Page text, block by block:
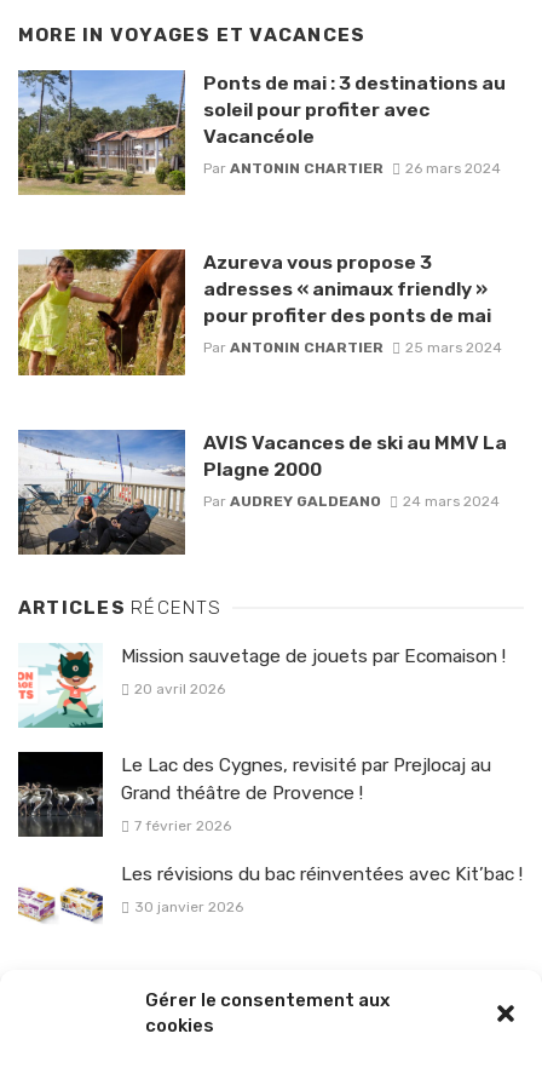
Gérer le consentement aux
cookies
MORE IN VOYAGES ET VACANCES
Ponts de mai : 3 destinations au
soleil pour profiter avec
Vacancéole
Par ANTONIN CHARTIER 26 mars 2024
Azureva vous propose 3
adresses « animaux friendly »
pour profiter des ponts de mai
Par ANTONIN CHARTIER 25 mars 2024
AVIS Vacances de ski au MMV La
Plagne 2000
Par AUDREY GALDEANO 24 mars 2024
ARTICLES RÉCENTS
Mission sauvetage de jouets par Ecomaison !
20 avril 2026
Le Lac des Cygnes, revisité par Prejlocaj au
Grand théâtre de Provence !
7 février 2026
Les révisions du bac réinventées avec Kit’bac !
30 janvier 2026